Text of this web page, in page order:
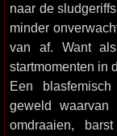
naar de
minder
van af. Want
startmomenten in
Een
geweld
omdraaien,